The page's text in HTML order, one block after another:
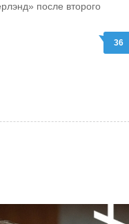
после второго
36